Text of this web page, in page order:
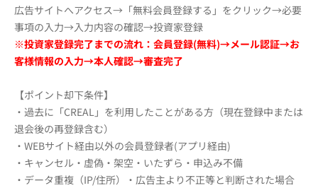
広告サイトへアクセス→「無料会員登録する」をクリック→必要
事項の入力→入力内容の確認→投資家登録
※投資家登録完了までの流れ：会員登録(無料)→メール認証→お
客様情報の入力→本人確認→審査完了
【ポイント却下条件】
・過去に「CREAL」を利用したことがある方（現在登録中または
退会後の再登録含む）
・WEBサイト経由以外の会員登録者(アプリ経由)
・キャンセル・虚偽・架空・いたずら・申込み不備
・データ重複（IP/住所）・広告主より不正等と判断された場合